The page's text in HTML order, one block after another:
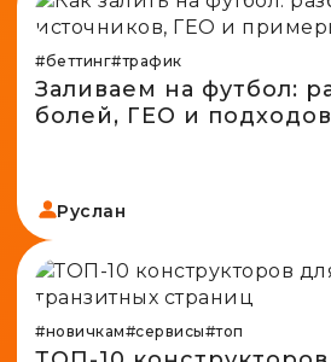
#беттинг#трафик
Заливаем на футбол:
болей, ГЕО и подходов
Руслан
#новичкам#сервисы#топ